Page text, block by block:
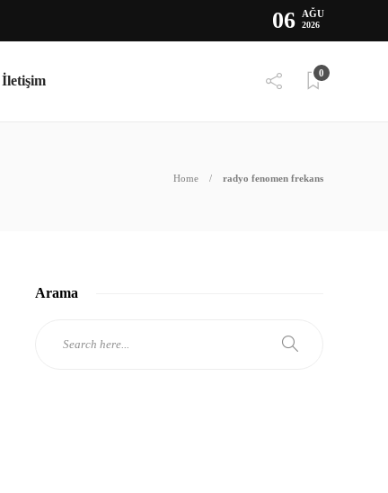
06 AĞU
2026
İletişim 0
Home radyo fenomen frekans
Arama